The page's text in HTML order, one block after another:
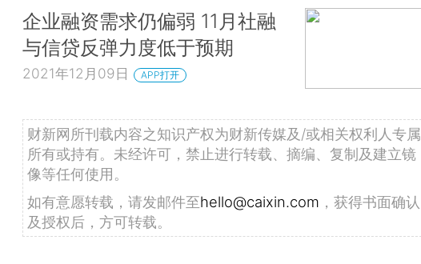
企业融资需求仍偏弱 11月社融
与信贷反弹力度低于预期
2021年12月09日 APP打开
财新网所刊载内容之知识产权为财新传媒及/或相关权利人专属
所有或持有。未经许可，禁止进行转载、摘编、复制及建立镜
像等任何使用。
如有意愿转载，请发邮件至hello@caixin.com ，获得书面确认
及授权后，方可转载。